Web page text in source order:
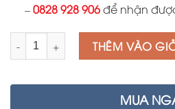
–0828 928 906để nhận
Số lượng THÊM VÀO
MUA